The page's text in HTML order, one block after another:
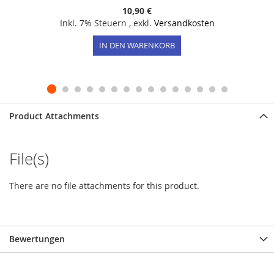
10,90 €
Inkl. 7% Steuern , exkl. Versandkosten
IN DEN WARENKORB
Product Attachments
File(s)
There are no file attachments for this product.
Bewertungen